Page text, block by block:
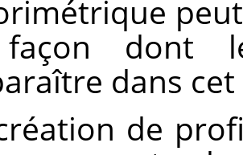
dont
dans
de